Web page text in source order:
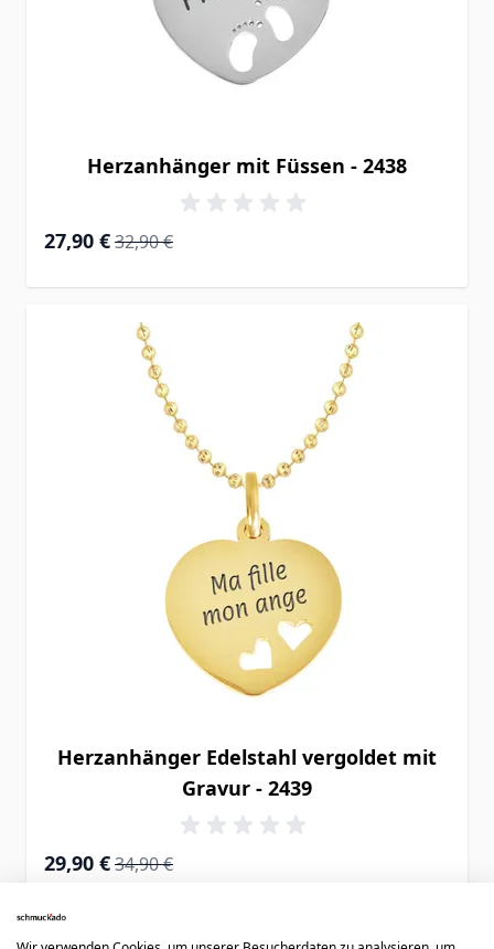
Herzanhänger mit Füssen - 2438
Special Price
27,90 € Regular Price
32,90 €
Herzanhänger Edelstahl vergoldet mit
Gravur - 2439
Special Price
29,90 € Regular Price
34,90 €